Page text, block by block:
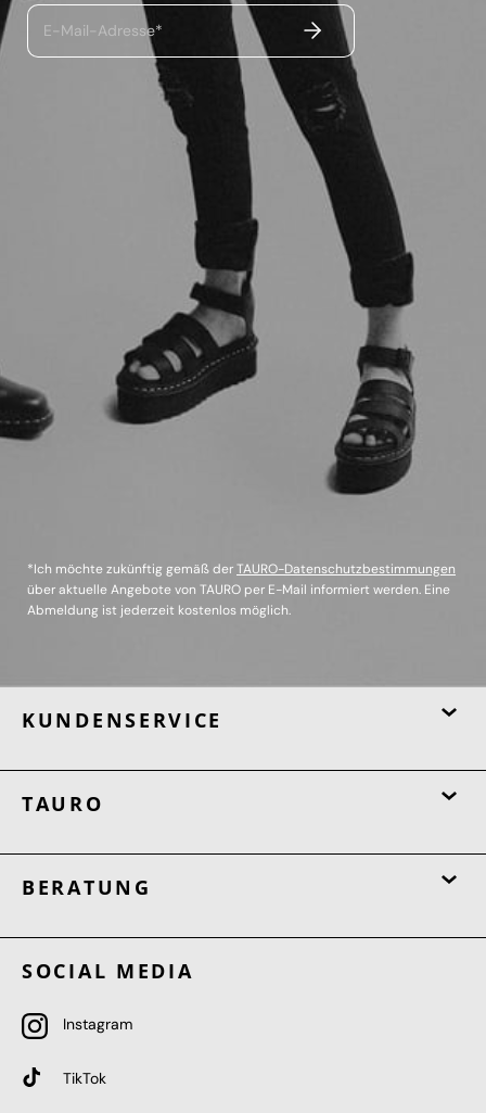
E-Mail-Adresse* ABSENDEN
*Ich möchte zukünftig gemäß derTAURO-Datenschutzbestimmungen
über aktuelle Angebote von TAURO per E-Mail informiert werden. Eine
Abmeldung ist jederzeit kostenlos möglich.
KUNDENSERVICE
TAURO
BERATUNG
SOCIAL MEDIA
Instagram
TikTok